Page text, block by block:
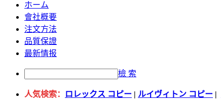
ホーム
會社概要
注文方法
品質保證
最新情报
檢 索
人気検索： ロレックス コピー | ルイヴィトン コピー |